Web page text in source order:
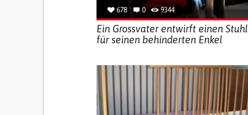
678 0 9344
Ein Grossvater entwirft einen Stuhl
für seinen behinderten Enkel